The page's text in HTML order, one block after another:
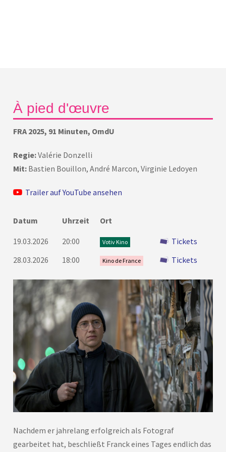
Nachdem er jahrelang erfolgreich als Fotograf
gearbeitet hat, beschließt Franck eines Tages endlich das
À pied d'œuvre
FRA 2025, 91 Minuten, OmdU
Regie:Valérie Donzelli
Mit: Bastien Bouillon, André Marcon, Virginie Ledoyen
Trailer auf YouTube ansehen
Datum Uhrzeit Ort
19.03.2026 20:00 Votiv Kino
Tickets
28.03.2026
18:00 Kino de France Tickets